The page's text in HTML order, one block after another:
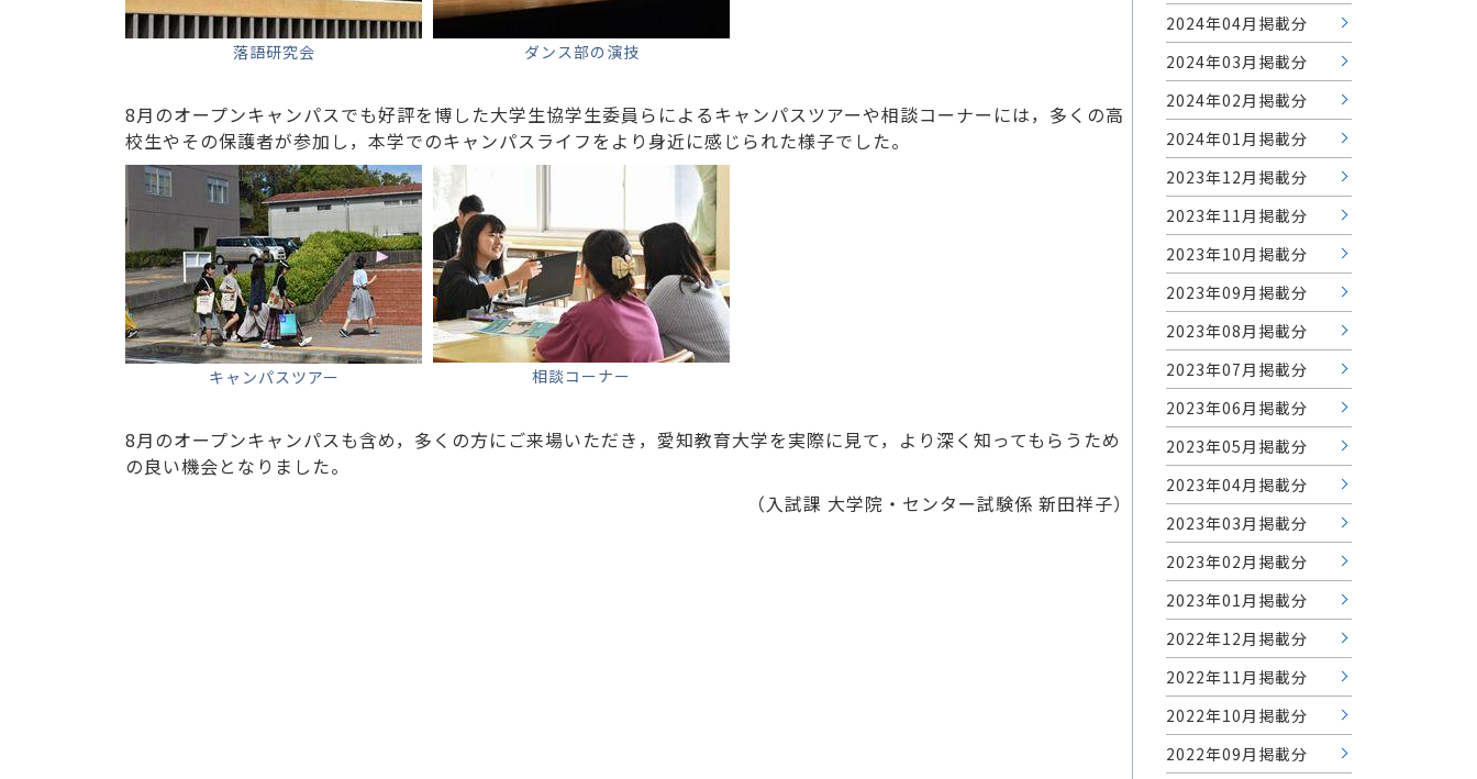
落語研究会 ダンス部の演技
8月のオープンキャンパスでも好評を博した大学生協学生委員らによるキャンパスツアーや相談コーナーには，多くの高
校生やその保護者が参加し，本学でのキャンパスライフをより身近に感じられた様子でした。
キャンパスツアー 相談コーナー
8月のオープンキャンパスも含め，多くの方にご来場いただき，愛知教育大学を実際に見て，より深く知ってもらうため
の良い機会となりました。
（入試課 大学院・センター試験係 新田祥子）
2024年04月掲載分
2024年03月掲載分
2024年02月掲載分
2024年01月掲載分
2023年12月掲載分
2023年11月掲載分
2023年10月掲載分
2023年09月掲載分
2023年08月掲載分
2023年07月掲載分
2023年06月掲載分
2023年05月掲載分
2023年04月掲載分
2023年03月掲載分
2023年02月掲載分
2023年01月掲載分
2022年12月掲載分
2022年11月掲載分
2022年10月掲載分
2022年09月掲載分